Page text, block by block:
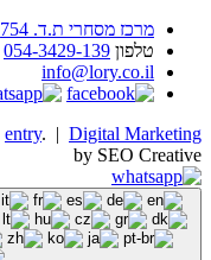
מרכז מסחרי ת.ד. 754, אלקנה (משרדים בלבד)
טלפון 054-3429-139
info@lory.co.il
entry. | Digital Marketing
by SEO Creative